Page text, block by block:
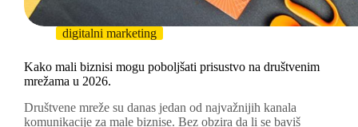
digitalni marketing
Kako mali biznisi mogu poboljšati prisustvo na društvenim
mrežama u 2026.
Društvene mreže su danas jedan od najvažnijih kanala
komunikacije za male biznise. Bez obzira da li se baviš